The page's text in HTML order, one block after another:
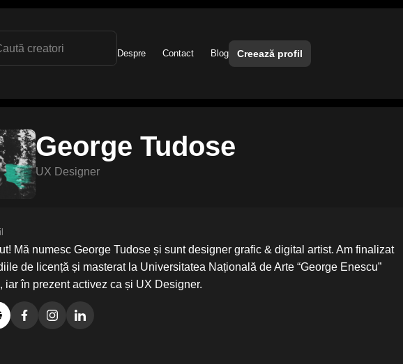
Despre Contact Blog Creează profil
George Tudose
UX Designer
Mă numesc George Tudose și sunt designer grafic & digital artist. Am finalizat
de licență și masterat la Universitatea Națională de Arte “George Enescu”
iar în prezent activez ca și UX Designer.